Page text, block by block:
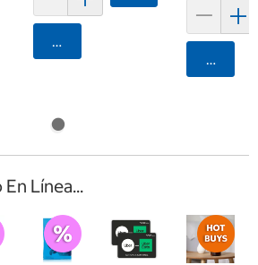
Agregar
Línea...